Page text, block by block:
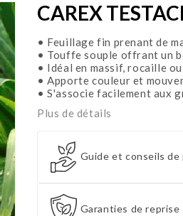
CAREX
• Feuillage fin prenant de
• Touffe souple offrant un
• Idéal en massif, rocaille
• Apporte couleur et
• S'associe facilement aux
Plus de détails
Guide et conseils
Garanties de reprise